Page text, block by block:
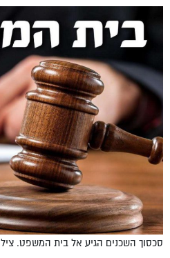
סכסוך השכנים הגיע אל בית המשפט.